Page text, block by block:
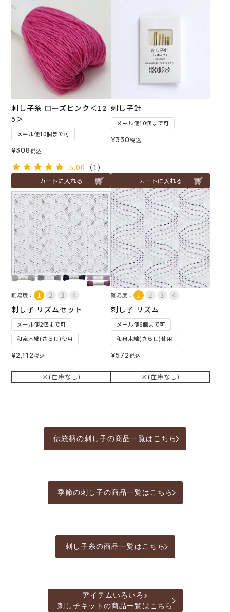
刺し子糸 ローズピンク＜12
5＞
メール便10個まで可
¥308税込
5.00 （1）
カートに入れる
刺し子針
メール便10個まで可
¥330税込
カートに入れる
難易度：
刺し子 リズムセット
メール便2個まで可
和泉木綿(さらし)使用
¥2,112税込
×(在庫なし)
難易度：
刺し子 リズム
メール便6個まで可
和泉木綿(さらし)使用
¥572税込
×(在庫なし)
伝統柄の刺し子の商品一覧はこちら
季節の刺し子の商品一覧はこちら
刺し子糸の商品一覧はこちら
アイテムいろいろ♪
刺し子キットの商品一覧はこちら